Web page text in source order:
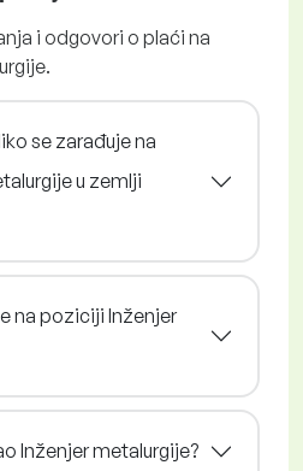
i odgovori o plaći na
se zarađuje na
u zemlji
na poziciji Inženjer
Inženjer metalurgije?